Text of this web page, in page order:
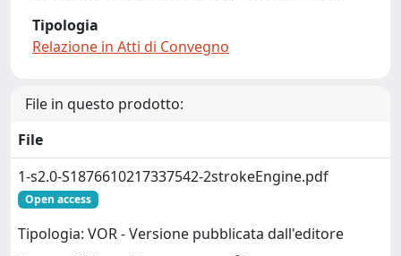
Tipologia
Relazione in Atti di Convegno
File in questo prodotto:
File
1-s2.0-S1876610217337542-2strokeEngine.pdf
Open access
Tipologia: VOR - Versione pubblicata dall'editore